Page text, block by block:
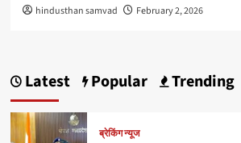
hindusthan samvad February 2, 2026
Latest Popular Trending
ब्रेकिंग न्यूज